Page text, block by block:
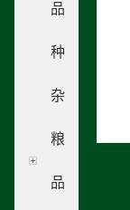
品
种
杂
粮
品